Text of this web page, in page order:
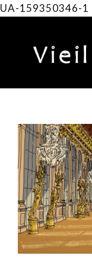
UA-159350346-1